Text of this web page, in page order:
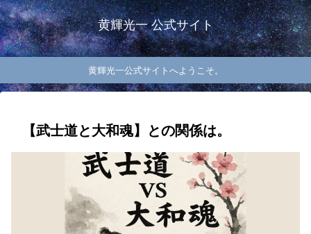
黄輝光一 公式サイト
黄輝光一公式サイトへようこそ。
【武士道と大和魂】との関係は。